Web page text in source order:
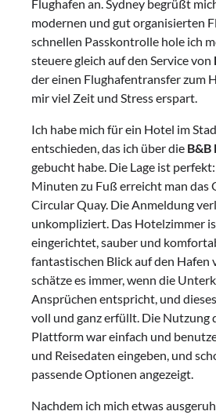
Flughafen an. Sydney begrüßt
modernen und gut organisierten
schnellen Passkontrolle hole ich
steuere gleich auf den Service von
der einen Flughafentransfer zum
mir viel Zeit und Stress erspart.
Ich habe mich für ein Hotel im
entschieden, das ich über die B&B
gebucht habe. Die Lage ist
Minuten zu Fuß erreicht man das
Circular Quay. Die Anmeldung
unkompliziert. Das Hotelzimmer
eingerichtet, sauber und
fantastischen Blick auf den Hafen
schätze es immer, wenn die
Ansprüchen entspricht, und
voll und ganz erfüllt. Die Nutzung
Plattform war einfach und
und Reisedaten eingeben, und
passende Optionen angezeigt.
Nachdem ich mich etwas